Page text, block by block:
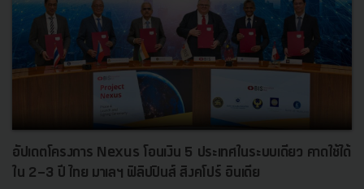
อัปเดตโครงการ Nexus โอนเงิน 5 ประเทศในระบบเดียว คาดใช้ได้
ใน 2-3 ปี ไทย มาเลฯ ฟิลิปปินส์ สิงคโปร์ อินเดีย